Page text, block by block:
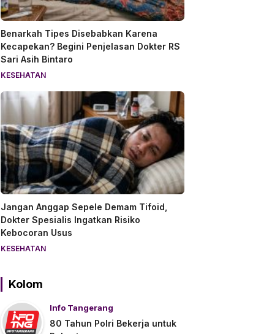
Benarkah Tipes Disebabkan Karena
Kecapekan? Begini Penjelasan Dokter RS
Sari Asih Bintaro
KESEHATAN
Jangan Anggap Sepele Demam Tifoid,
Dokter Spesialis Ingatkan Risiko
Kebocoran Usus
KESEHATAN
Kolom
Info Tangerang
80 Tahun Polri Bekerja untuk